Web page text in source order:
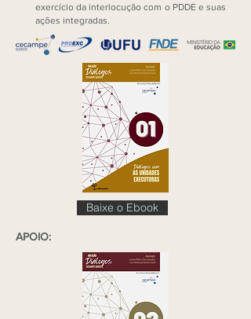
exercício da interlocução com o PDDE e suas
ações integradas.
Baixe o Ebook
APOIO: